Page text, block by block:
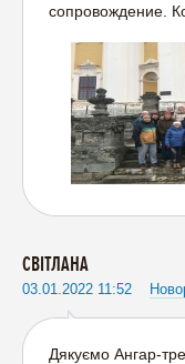
сопровождение.
СВІТЛАНА
03.01.2022 11:52
Дякуємо Ангар-